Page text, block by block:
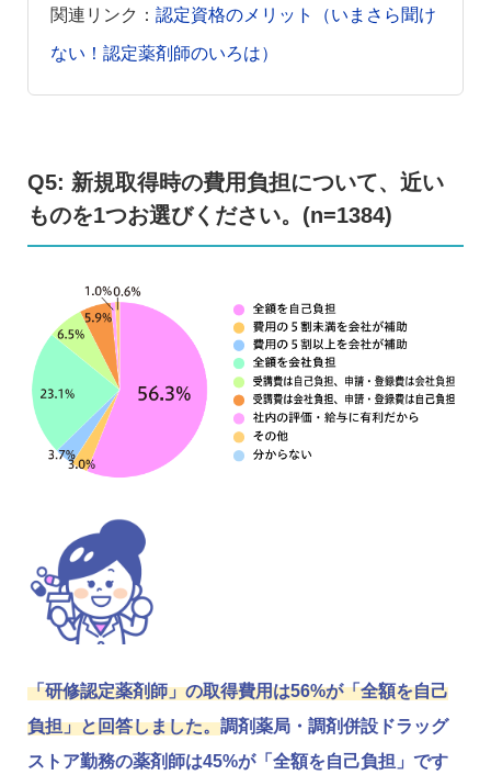
関連リンク： 認定資格のメリット（いまさら聞け
ない！認定薬剤師のいろは）
Q5: 新規取得時の費用負担について、近い
ものを1つお選びください。(n=1384)
「研修認定薬剤師」の取得費用は56%が「全額を自己
負担」と回答しました。調剤薬局・調剤併設ドラッグ
ストア勤務の薬剤師は45%が「全額を自己負担」です